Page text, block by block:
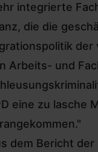
integrierte
die die
der
Arbeits- und
eine zu lasche
dem Bericht